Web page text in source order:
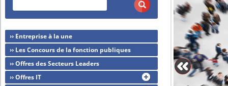
›› Entreprise à la une
›› Les Concours de la fonction publiques
›› Offres des Secteurs Leaders
›› Offres IT